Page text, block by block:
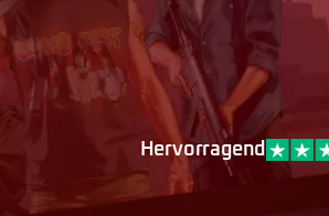
Hervorragend